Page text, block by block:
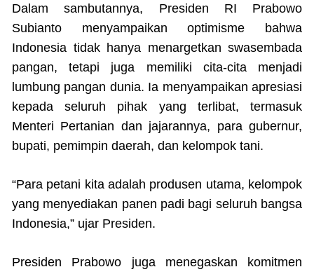
Dalam sambutannya, Presiden RI Prabowo
Subianto menyampaikan optimisme bahwa
Indonesia tidak hanya menargetkan swasembada
pangan, tetapi juga memiliki cita-cita menjadi
lumbung pangan dunia. Ia menyampaikan apresiasi
kepada seluruh pihak yang terlibat, termasuk
Menteri Pertanian dan jajarannya, para gubernur,
bupati, pemimpin daerah, dan kelompok tani.
“Para petani kita adalah produsen utama, kelompok
yang menyediakan panen padi bagi seluruh bangsa
Indonesia,” ujar Presiden.
Presiden Prabowo juga menegaskan komitmen